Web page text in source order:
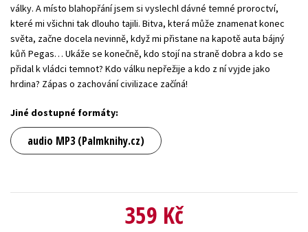
války. A místo blahopřání jsem si vyslechl dávné temné proroctví,
které mi všichni tak dlouho tajili. Bitva, která může znamenat konec
světa, začne docela nevinně, když mi přistane na kapotě auta bájný
kůň Pegas… Ukáže se konečně, kdo stojí na straně dobra a kdo se
přidal k vládci temnot? Kdo válku nepřežije a kdo z ní vyjde jako
hrdina? Zápas o zachování civilizace začíná!
Jiné dostupné formáty:
audio MP3 (Palmknihy.cz)
359 Kč